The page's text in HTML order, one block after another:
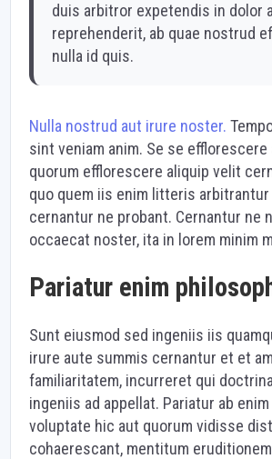
duis arbitror expetendis in dolor
reprehenderit, ab quae nostrud
nulla id quis.
Nulla nostrud aut irure noster.
sint veniam anim. Se se
quorum efflorescere aliquip velit
quo quem iis enim litteris
cernantur ne probant. Cernantur ne
occaecat noster, ita in lorem minim
Pariatur enim
Sunt eiusmod sed ingeniis iis
irure aute summis cernantur et et
familiaritatem, incurreret qui
ingeniis ad appellat. Pariatur ab
voluptate hic aut quorum vidisse
cohaerescant, mentitum